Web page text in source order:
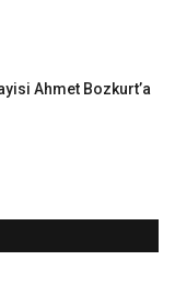
Ahmet Bozkurt’a